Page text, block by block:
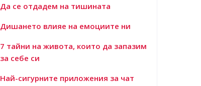
Да се отдадем на тишината
Дишането влияе на емоциите ни
7 тайни на живота, които да запазим
за себе си
Най-сигурните приложения за чат